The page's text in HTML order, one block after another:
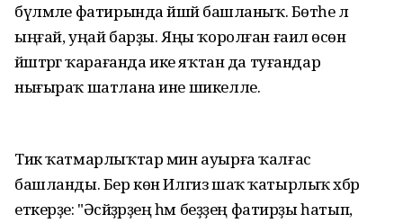
бүлмәле фатирында йәшәй башланыҡ. Бөтәһе лә
ыңғай, уңай барҙы. Яңы ҡоролған ғаилә өсөн
йәштәргә ҡарағанда ике яҡтан да туғандар
нығыраҡ шатлана ине шикелле.
Тик ҡатмарлыҡтар мин ауырға ҡалғас
башланды. Бер көн Илгиз шаҡ ҡатырлыҡ хәбәр
еткерҙе: "Әсәйҙәрҙең һәм беҙҙең фатирҙы һатып,